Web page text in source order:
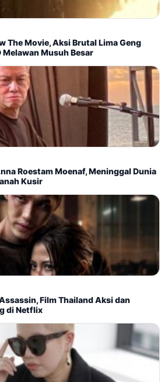
The Movie, Aksi Brutal Lima Geng
Melawan Musuh Besar
Roestam Moenaf, Meninggal Dunia
Kusir
Film Thailand Aksi dan
di Netflix